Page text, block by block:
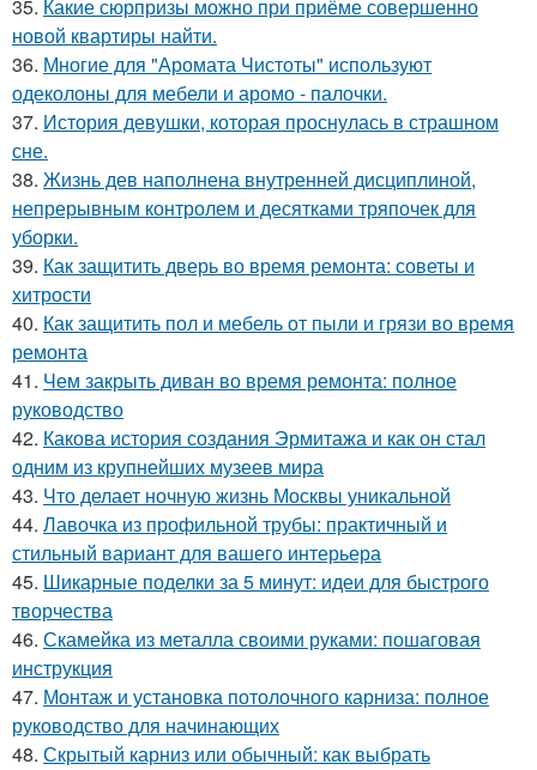
35. Какие сюрпризы можно при приёме совершенно
новой квартиры найти.
36. Многие для "Аромата Чистоты" используют
одеколоны для мебели и аромо - палочки.
37. История девушки, которая проснулась в страшном
сне.
38. Жизнь дев наполнена внутренней дисциплиной,
непрерывным контролем и десятками тряпочек для
уборки.
39. Как защитить дверь во время ремонта: советы и
хитрости
40. Как защитить пол и мебель от пыли и грязи во время
ремонта
41. Чем закрыть диван во время ремонта: полное
руководство
42. Какова история создания Эрмитажа и как он стал
одним из крупнейших музеев мира
43. Что делает ночную жизнь Москвы уникальной
44. Лавочка из профильной трубы: практичный и
стильный вариант для вашего интерьера
45. Шикарные поделки за 5 минут: идеи для быстрого
творчества
46. Скамейка из металла своими руками: пошаговая
инструкция
47. Монтаж и установка потолочного карниза: полное
руководство для начинающих
48. Скрытый карниз или обычный: как выбрать